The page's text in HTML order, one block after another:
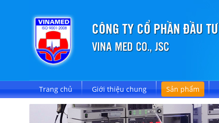
Trang chủ Giới thiệu chung Sản phẩm